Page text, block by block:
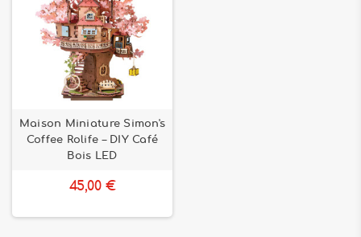
Maison Miniature Simon's
Coffee Rolife – DIY Café
Bois LED
45,00 €